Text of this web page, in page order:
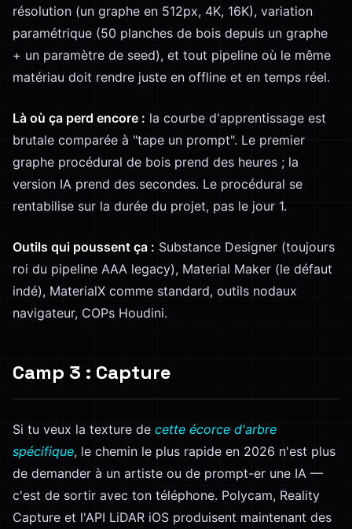
résolution (un graphe en 512px, 4K, 16K), variation
paramétrique (50 planches de bois depuis un graphe
+ un paramètre de seed), et tout pipeline où le même
matériau doit rendre juste en offline et en temps réel.
Là où ça perd encore : la courbe d'apprentissage est
brutale comparée à "tape un prompt". Le premier
graphe procédural de bois prend des heures ; la
version IA prend des secondes. Le procédural se
rentabilise sur la durée du projet, pas le jour 1.
Outils qui poussent ça : Substance Designer (toujours
roi du pipeline AAA legacy), Material Maker (le défaut
indé), MaterialX comme standard, outils nodaux
navigateur, COPs Houdini.
Camp 3 : Capture
Si tu veux la texture de cette écorce d'arbre
spécifique, le chemin le plus rapide en 2026 n'est plus
de demander à un artiste ou de prompt-er une IA —
c'est de sortir avec ton téléphone. Polycam, Reality
Capture et l'API LiDAR iOS produisent maintenant des